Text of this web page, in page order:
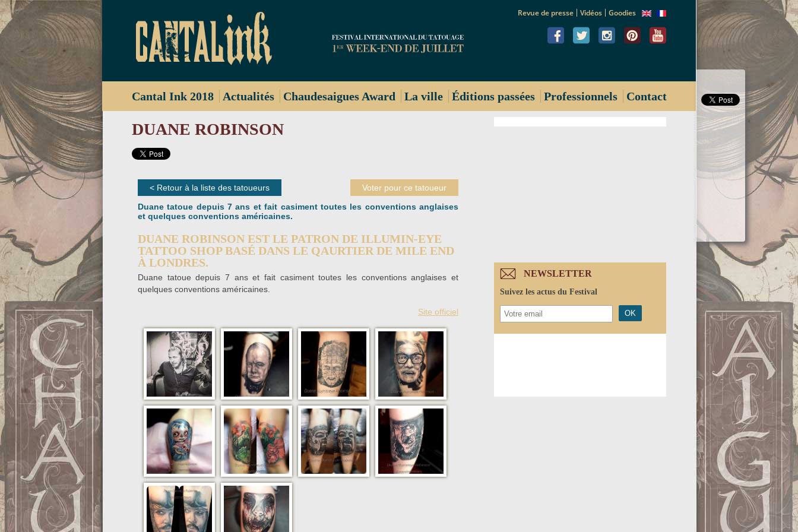
Revue de presse Vidéos Goodies
Cantal Ink 2018 Actualités Chaudesaigues Award La ville Éditions passées Professionnels Contact
NEWSLETTER
Suivez les actus du Festival
DUANE ROBINSON
Voter pour ce tatoueur
< Retour à la liste des tatoueurs
Duane tatoue depuis 7 ans et fait casiment toutes les conventions anglaises
et quelques conventions américaines.
DUANE ROBINSON EST LE PATRON DE ILLUMIN-EYE
TATTOO SHOP BASÉ DANS LE QAURTIER DE MILE END
À LONDRES.
Duane tatoue depuis 7 ans et fait casiment toutes les conventions anglaises et
quelques conventions américaines.
Site officiel